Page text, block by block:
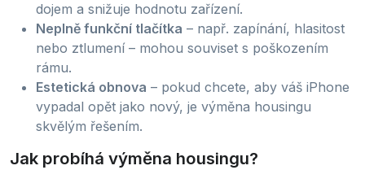
dojem a snižuje hodnotu zařízení.
Neplně funkční tlačítka – např. zapínání, hlasitost
nebo ztlumení – mohou souviset s poškozením
rámu.
Estetická obnova – pokud chcete, aby váš iPhone
vypadal opět jako nový, je výměna housingu
skvělým řešením.
Jak probíhá výměna housingu?